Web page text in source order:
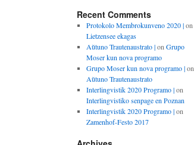
Recent Comments
Protokolo Membrokunveno 2020 |on
Lietzensee ekagas
Aŭtuno Trautenaustrato |on Grupo
Moser kun nova programo
Grupo Moser kun nova programo |on
Aŭtuno Trautenaustrato
Interlingvistik 2020 Programo |on
Interlingvistiko senpage en Poznan
Interlingvistik 2020 Programo |on
Zamenhof-Festo 2017